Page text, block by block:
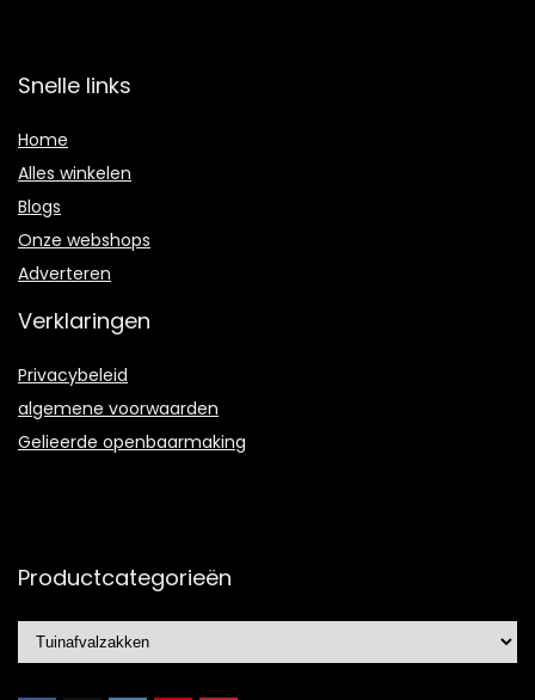
Snelle links
Home
Alles winkelen
Blogs
Onze webshops
Adverteren
Verklaringen
Privacybeleid
algemene voorwaarden
Gelieerde openbaarmaking
Productcategorieën